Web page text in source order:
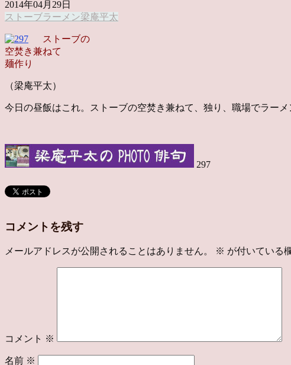
2014年04月29日
ストーブラーメン梁庵平太
ストーブの
空焚き兼ねて
麺作り
（梁庵平太）
今日の昼飯はこれ。ストーブの空焚き兼ねて、独り、職場でラー
297
コメントを残す
メールアドレスが公開されることはありません。 ※ が付いている
コメント ※
名前 ※